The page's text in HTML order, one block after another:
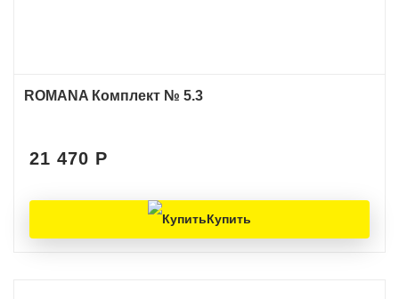
ROMANA Комплект № 5.3
21 470 Р
Купить